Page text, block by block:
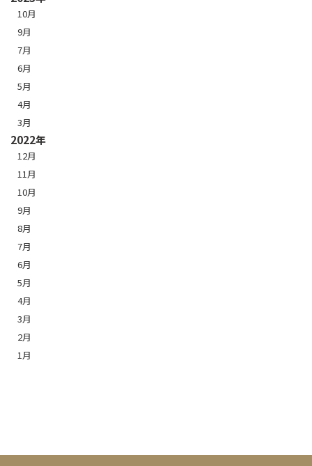
10月
9月
7月
6月
5月
4月
3月
2022年
12月
11月
10月
9月
8月
7月
6月
5月
4月
3月
2月
1月